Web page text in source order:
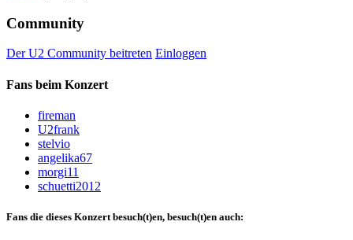
Community
Der U2 Community beitreten Einloggen
Fans beim Konzert
fireman
U2frank
stelvio
angelika67
morgi11
schuetti2012
Fans die dieses Konzert besuch(t)en, besuch(t)en auch: